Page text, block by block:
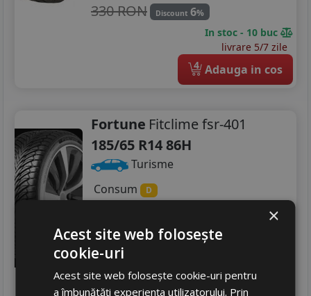
330 RON Discount 6%
In stoc - 10 buc
livrare 5/7 zile
4 Adauga in cos
Fortune Fitclime fsr-401
185/65 R14 86H
Turisme
Consum
D
267RON
317 RON Discount15%
In stoc - peste 12 buc
×
Acest site web folosește
cookie-uri
Acest site web folosește cookie-uri pentru
a îmbunătăți experiența utilizatorului. Prin